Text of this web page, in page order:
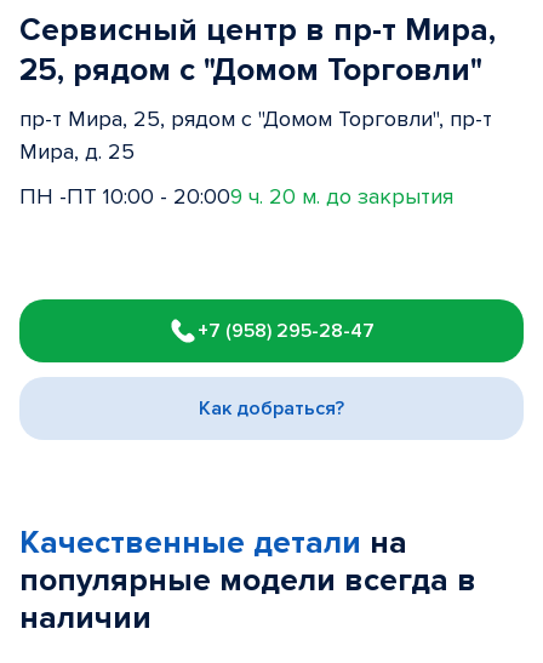
Сервисный центр в пр-т Мира,
25, рядом с "Домом Торговли"
пр-т Мира, 25, рядом с "Домом Торговли", пр-т
Мира, д. 25
ПН -ПТ 10:00 - 20:009 ч. 20 м. до закрытия
1
of
3
+7 (958) 295-28-47
Как добраться?
Качественные детали на
популярные модели всегда в
наличии